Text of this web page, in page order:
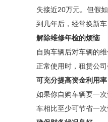
失接近20万元。但假
到几年后，经常换新车
解除维修年检的烦恼
自购车辆后对车辆的
正常使用时，租赁公
可充分提高资金利用率
如果你自购车辆要一
车相比至少可节省一